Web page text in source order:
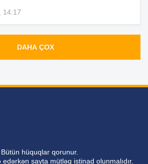
14:17
DAHA ÇOX
hüquqlar qorunur.
sayta mütləq istinad olunmalıdır.